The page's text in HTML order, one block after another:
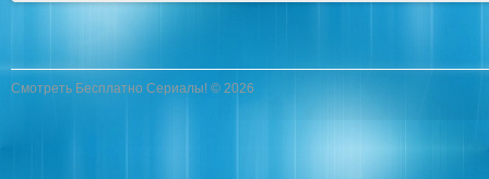
Смотреть Бесплатно Сериалы! © 2026